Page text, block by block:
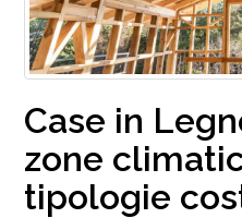
Case in
zone
tipologie